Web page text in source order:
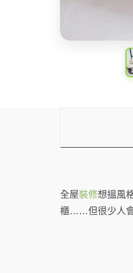
全屋裝修想搵風
櫃……但很少人會